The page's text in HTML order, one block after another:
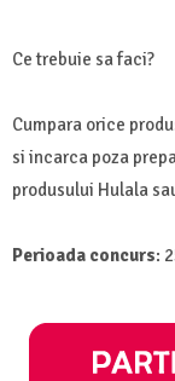
Ce trebuie sa faci?
Cumpara orice
si incarca poza
produsului Hulala
Perioada concurs: